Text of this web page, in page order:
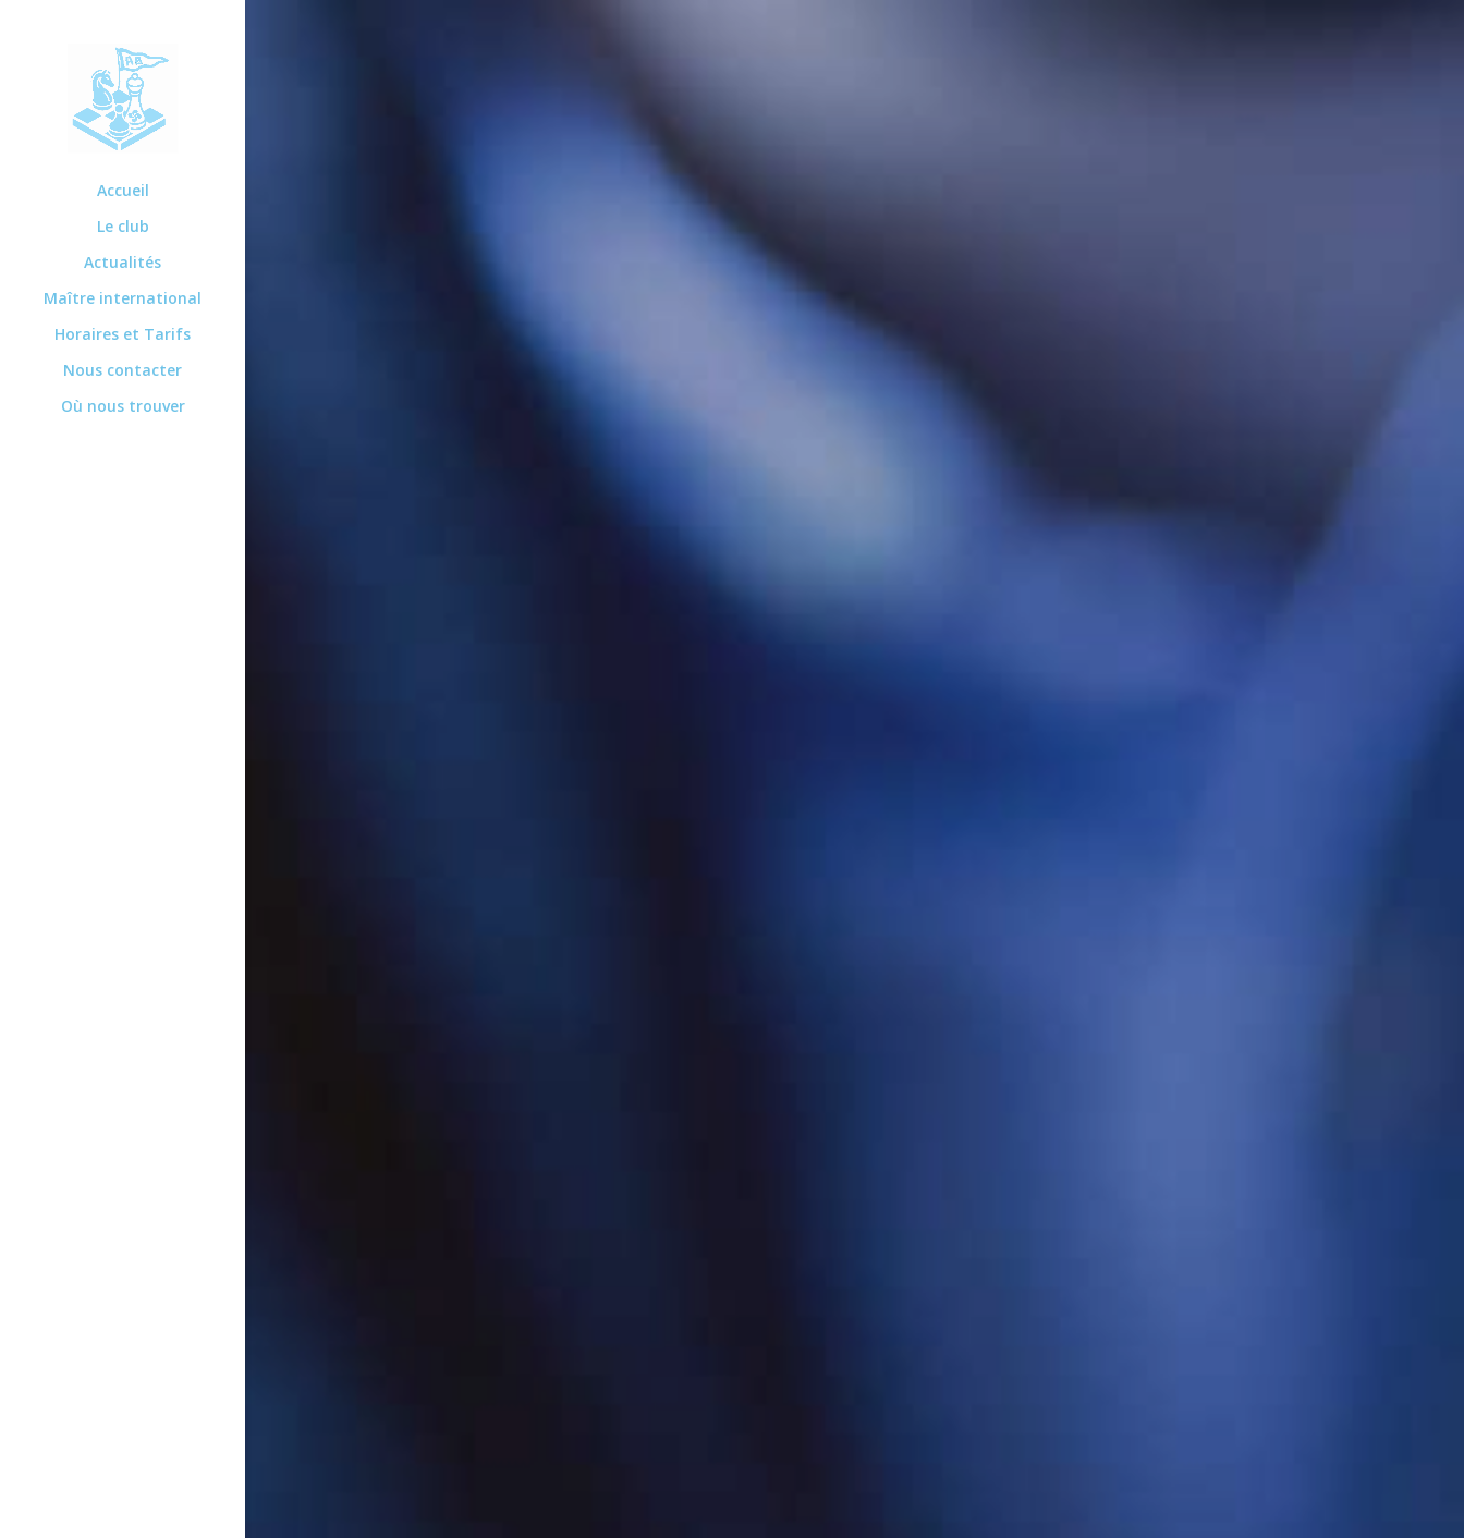
Accueil
Le club
Actualités
Maître international
Horaires et Tarifs
Nous contacter
Où nous trouver